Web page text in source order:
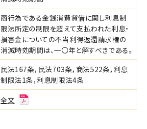
商行為である金銭消費貸借に関し利息制
限法所定の制限を超えて支払われた利息・
損害金についての不当利得返還請求権の
消滅時効期間は、一〇年と解すべきである。
民法167条，民法703条，商法522条，利息
制限法1条，利息制限法4条
全文